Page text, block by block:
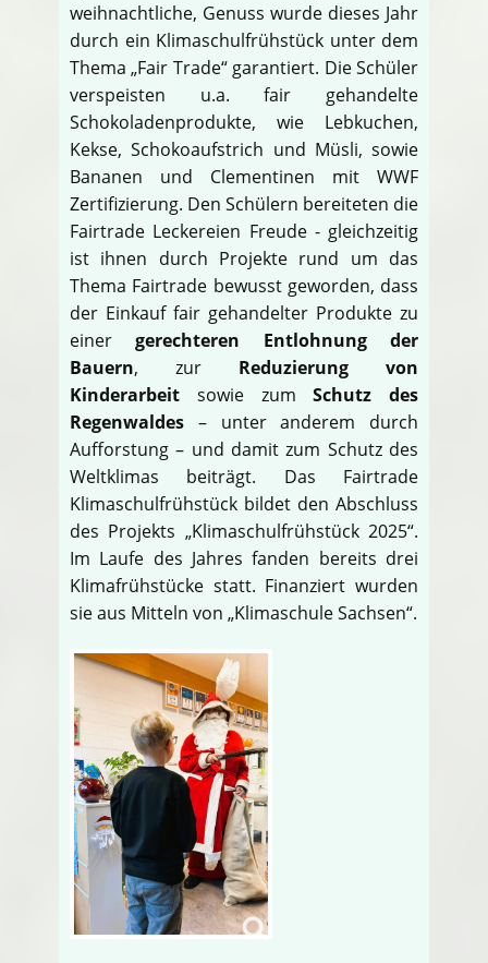
weihnachtliche, Genuss wurde dieses Jahr
durch ein Klimaschulfrühstück unter dem
Thema „Fair Trade“ garantiert. Die Schüler
verspeisten u.a. fair gehandelte
Schokoladenprodukte, wie Lebkuchen,
Kekse, Schokoaufstrich und Müsli, sowie
Bananen und Clementinen mit WWF
Zertifizierung. Den Schülern bereiteten die
Fairtrade Leckereien Freude - gleichzeitig
ist ihnen durch Projekte rund um das
Thema Fairtrade bewusst geworden, dass
der Einkauf fair gehandelter Produkte zu
einergerechteren Entlohnung der
Bauern, zur Reduzierung von
Kinderarbeit sowie zumSchutz des
Regenwaldes – unter anderem durch
Aufforstung – und damit zum Schutz des
Weltklimas beiträgt. Das Fairtrade
Klimaschulfrühstück bildet den Abschluss
des Projekts „Klimaschulfrühstück 2025“.
Im Laufe des Jahres fanden bereits drei
Klimafrühstücke statt. Finanziert wurden
sie aus Mitteln von „Klimaschule Sachsen“.